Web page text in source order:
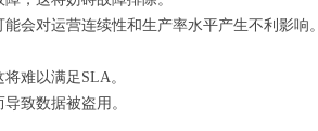
会对运营连续性和生产率水平产生不利影响。
难以满足SLA。
致数据被盗用。